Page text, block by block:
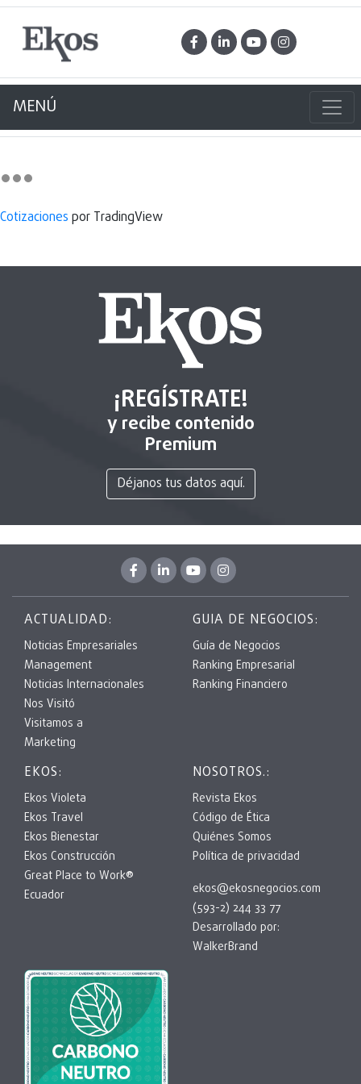
MENÚ
Cotizaciones por TradingView
¡REGÍSTRATE!
y recibe contenido
Premium
Déjanos tus datos aquí.
ACTUALIDAD:
Noticias Empresariales
Management
Noticias Internacionales
Nos Visitó
Visitamos a
Marketing
GUIA DE NEGOCIOS:
Guía de Negocios
Ranking Empresarial
Ranking Financiero
EKOS:
Ekos Violeta
Ekos Travel
Ekos Bienestar
Ekos Construcción
Great Place to Work®
Ecuador
NOSOTROS.:
Revista Ekos
Código de Ética
Quiénes Somos
Política de privacidad
ekos@ekosnegocios.com
(593-2) 244 33 77
Desarrollado por:
WalkerBrand